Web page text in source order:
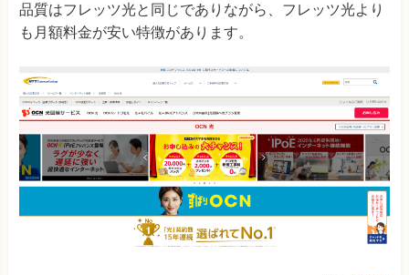
品質はフレッツ光と同じでありながら、フレッツ光より
も月額料金が安い特徴があります。